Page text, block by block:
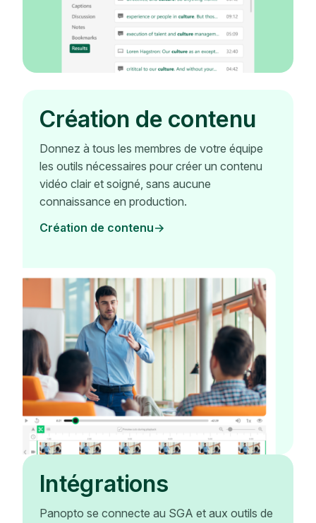
Création de contenu
Donnez à tous les membres de votre équipe
les outils nécessaires pour créer un contenu
vidéo clair et soigné, sans aucune
connaissance en production.
Création de contenu
Intégrations
Panopto se connecte au SGA et aux outils de